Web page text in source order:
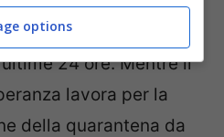
con 265
24 ore. Mentre il
lavora per la
della quarantena da
options